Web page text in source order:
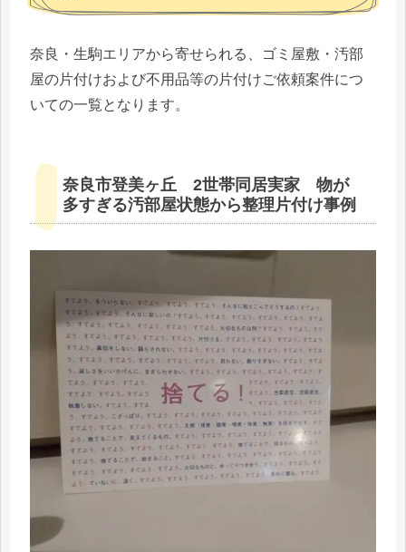
奈良・生駒エリアから寄せられる、ゴミ屋敷・汚部
屋の片付けおよび不用品等の片付けご依頼案件につ
いての一覧となります。
奈良市登美ヶ丘 2世帯同居実家 物が
多すぎる汚部屋状態から整理片付け事例